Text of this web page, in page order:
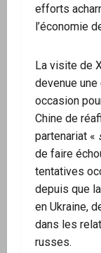
efforts
l’économie
La visite de
devenue
occasion
Chine de
partenariat «
de faire
tentatives
depuis que
en Ukraine,
dans les
russes.